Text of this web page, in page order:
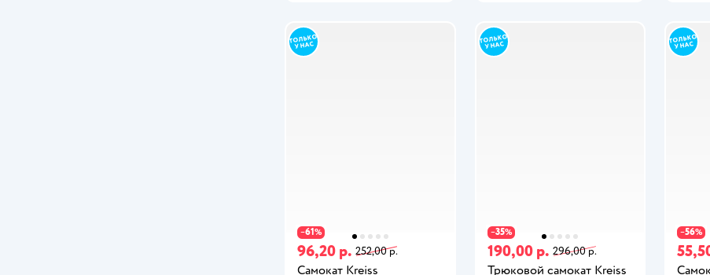
−61%
96,20 р. 252,00 р.
Самокат Kreiss
−35%
190,00 р. 296,00 р.
Трюковой самокат Kreiss
−56%